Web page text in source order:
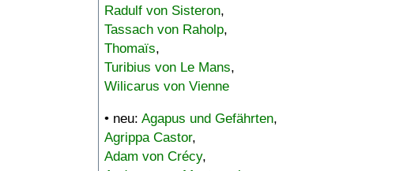
Radulf von Sisteron,
Tassach von Raholp,
Thomaïs,
Turibius von Le Mans,
Wilicarus von Vienne
• neu: Agapus und Gefährten,
Agrippa Castor,
Adam von Crécy,